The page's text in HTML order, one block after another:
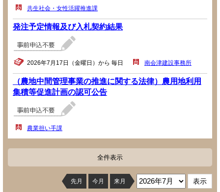
共生社会・女性活躍推進課
発注予定情報及び入札契約結果
2026年7月17日（金曜日）から 毎日 南会津建設事務所
（農地中間管理事業の推進に関する法律）農用地利用
集積等促進計画の認可公告
農業担い手課
全件表示
先月 今月 来月